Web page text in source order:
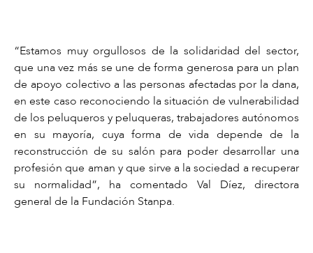
“Estamos muy orgullosos de la solidaridad del sector,
que una vez más se une de forma generosa para un plan
de apoyo colectivo a las personas afectadas por la dana,
en este caso reconociendo la situación de vulnerabilidad
de los peluqueros y peluqueras, trabajadores autónomos
en su mayoría, cuya forma de vida depende de la
reconstrucción de su salón para poder desarrollar una
profesión que aman y que sirve a la sociedad a recuperar
su normalidad”, ha comentado Val Díez, directora
general de la Fundación Stanpa.